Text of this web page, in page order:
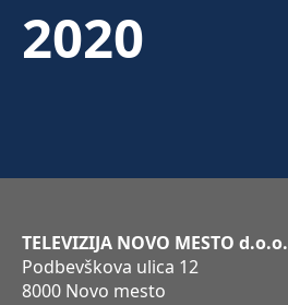
2020
TELEVIZIJA NOVO MESTO d.o.o.
Podbevškova ulica 12
8000 Novo mesto